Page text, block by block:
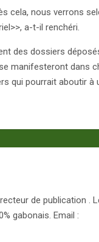
cela, nous verrons
a-t-il renchéri.
des dossiers
manifesteront dans
qui pourrait aboutir
de publication .
gabonais. Email :